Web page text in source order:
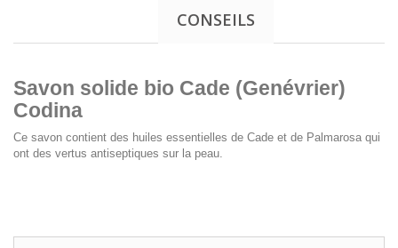
CONSEILS
Savon solide bio Cade (Genévrier)
Codina
Ce savon contient des huiles essentielles de Cade et de Palmarosa qui
ont des vertus antiseptiques sur la peau.